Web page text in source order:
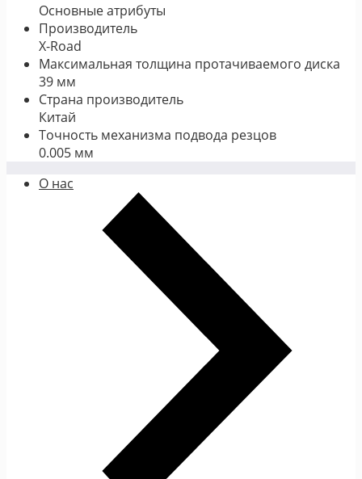
Основные атрибуты
Производитель
X-Road
Максимальная толщина протачиваемого диска
39 мм
Страна производитель
Китай
Точность механизма подвода резцов
0.005 мм
О нас